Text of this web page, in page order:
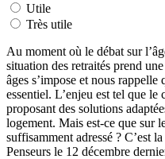
Utile
Très utile
Au moment où le débat sur
situation des retraités prend
âges s’impose et nous rappelle
essentiel. L’enjeu est tel que
proposant des solutions
logement. Mais est-ce que sur
suffisamment adressé ? C’est
Penseurs le 12 décembre